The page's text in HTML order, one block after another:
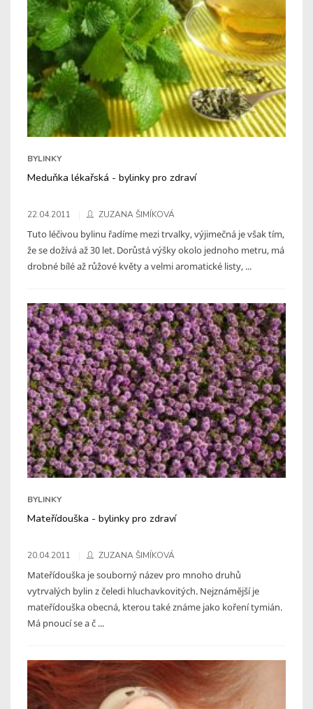
BYLINKY
Meduňka lékařská - bylinky pro zdraví
22.04.2011 ZUZANA ŠIMÍKOVÁ
Tuto léčivou bylinu řadíme mezi trvalky, výjimečná je však tím,
že se dožívá až 30 let. Dorůstá výšky okolo jednoho metru, má
drobné bílé až růžové květy a velmi aromatické listy, ...
BYLINKY
Mateřídouška - bylinky pro zdraví
20.04.2011 ZUZANA ŠIMÍKOVÁ
Mateřídouška je souborný název pro mnoho druhů
vytrvalých bylin z čeledi hluchavkovitých. Nejznámější je
mateřídouška obecná, kterou také známe jako koření tymián.
Má pnoucí se a č ...